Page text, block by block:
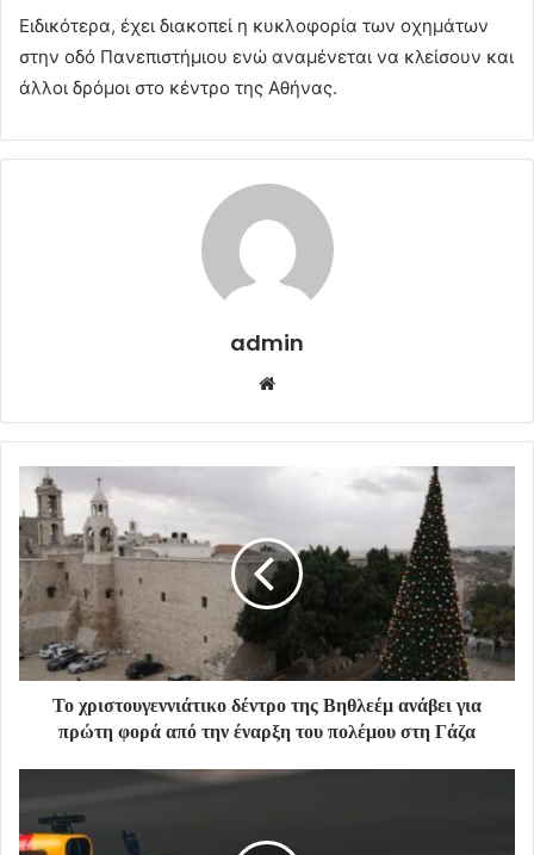
Ειδικότερα, έχει διακοπεί η κυκλοφορία των οχημάτων
στην οδό Πανεπιστήμιου ενώ αναμένεται να κλείσουν και
άλλοι δρόμοι στο κέντρο της Αθήνας.
admin
Το χριστουγεννιάτικο δέντρο της Βηθλεέμ ανάβει για
πρώτη φορά από την έναρξη του πολέμου στη Γάζα